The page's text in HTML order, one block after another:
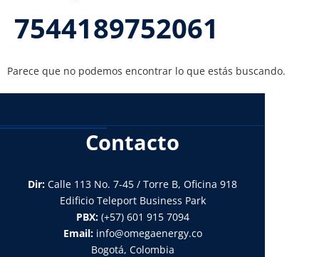
7544189752061
Parece que no podemos encontrar lo que estás buscando.
Contacto
Dir: Calle 113 No. 7-45 / Torre B, Oficina 918
Edificio Teleport Business Park
PBX:(+57) 601 915 7094
Email:info@omegaenergy.co
Bogotá, Colombia